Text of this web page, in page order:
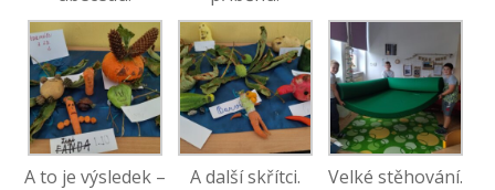
A to je výsledek –
A další skřítci. Velké stěhování.